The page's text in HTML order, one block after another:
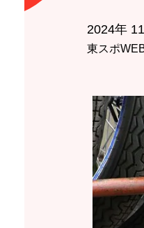
2024年
東スポ